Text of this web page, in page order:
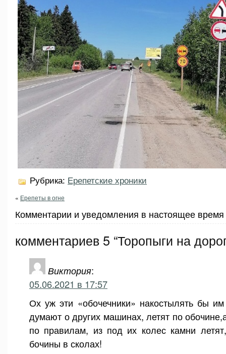
Рубрика: Ерепетские хроники
« Ерепеты в огне
Комментарии и уведомления в настоящее
комментариев 5 “Торопыги на
Виктория:
05.06.2021 в 17:57
Ох уж эти «обочечники» накостылять бы
думают о других машинах, летят по
по правилам, из под их колес камни
бочины в сколах!